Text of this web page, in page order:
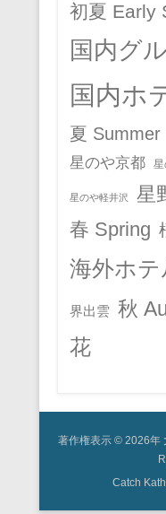
初夏 Early
国内グ
国内ホ
夏 Summer
星のや京都
星のや軽井沢
星
春 Spring
海外ホテ
界出雲 秋
花
著作権表示 © 2026年
Catch